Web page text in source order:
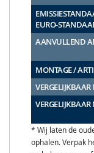
EURO-
AANVULLEND
MONTAGE /
VERGELIJKBAAR
VERGELIJKBAAR
* Wij laten de
ophalen. Verpak